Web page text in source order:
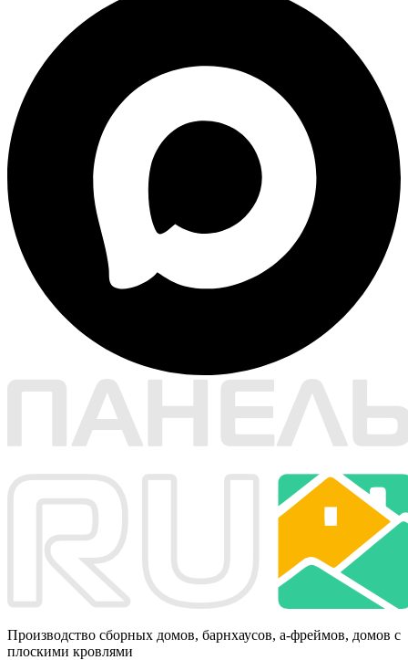
Производство сборных домов, барнхаусов, а-фреймов, домов с
плоскими кровлями